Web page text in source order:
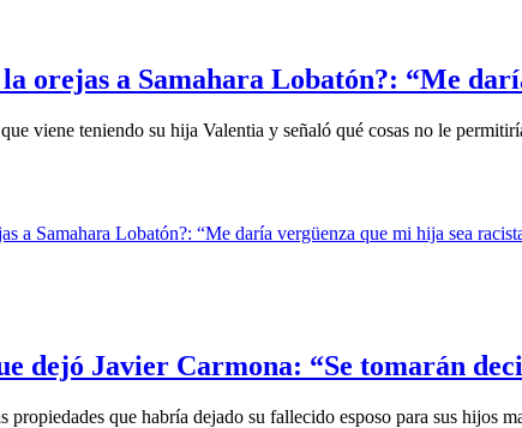
orejas a Samahara Lobatón?: “Me
viene teniendo su hija Valentia y señaló qué cosas no le
dejó Javier Carmona: “Se tomarán
que habría dejado su fallecido esposo para sus hijos